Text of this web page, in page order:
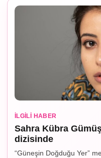
İLGILI HABER
Sahra Kübra
dizisinde
“Güneşin Doğduğu Yer”